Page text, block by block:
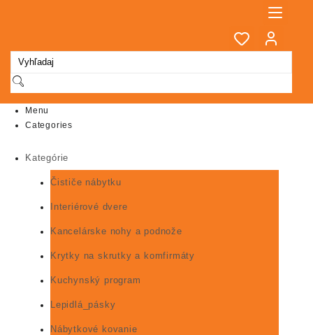
Menu
Categories
Kategórie
Čističe nábytku
Interiérové dvere
Kancelárske nohy a podnože
Krytky na skrutky a komfirmáty
Kuchynský program
Lepidlá_pásky
Nábytkové kovanie